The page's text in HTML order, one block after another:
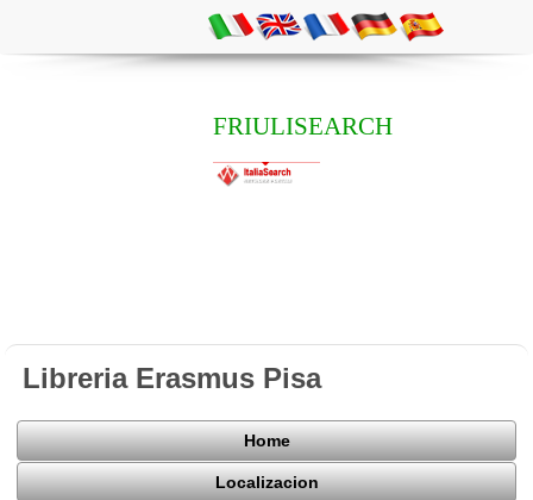
FRIULISEARCH
Libreria Erasmus Pisa
Home
Localizacion